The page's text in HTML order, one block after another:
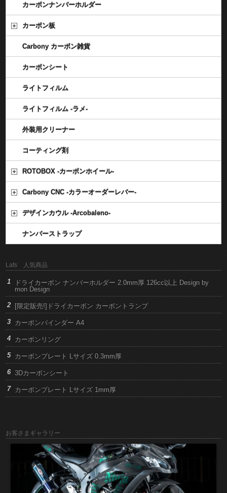
カーボンナンバーホルダー
カーボン板
Carbony カーボン雑貨
カーボンシート
ライトフィルム
ライトフィルム -ラメ-
外装用クリーナー
コーティング剤
ROTOBOX -カーボンホイール-
Carbony CNC -カラーオーダーレバー-
デザインカウル -Arcobaleno-
ナンバーストラップ
Lafs 人気商品
ドライカーボン ナンバーホルダー 2.0mm厚 126cc以上 Design by
mon Design
[限定販売!]ドライカーボン カーボントランプ
カーボンバインダー A4
カーボンリング
カーボンプレート Lサイズ 0.3mm厚
3Dカーボンシート
カーボンプレート Lサイズ 1mm厚
お客さまギャラリー